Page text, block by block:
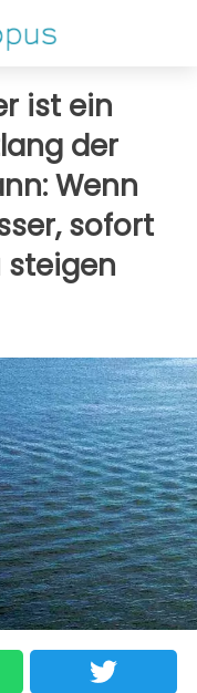
ist ein
der
Wenn
sofort
steigen